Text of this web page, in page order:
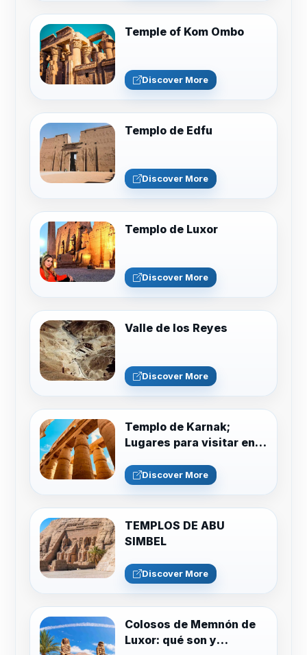
Temple of Kom Ombo
Discover More
Templo de Edfu
Discover More
Templo de Luxor
Discover More
Valle de los Reyes
Discover More
Templo de Karnak;
Lugares para visitar en
Discover More
TEMPLOS DE ABU
SIMBEL
Discover More
Colosos de Memnón de
Luxor: qué son y